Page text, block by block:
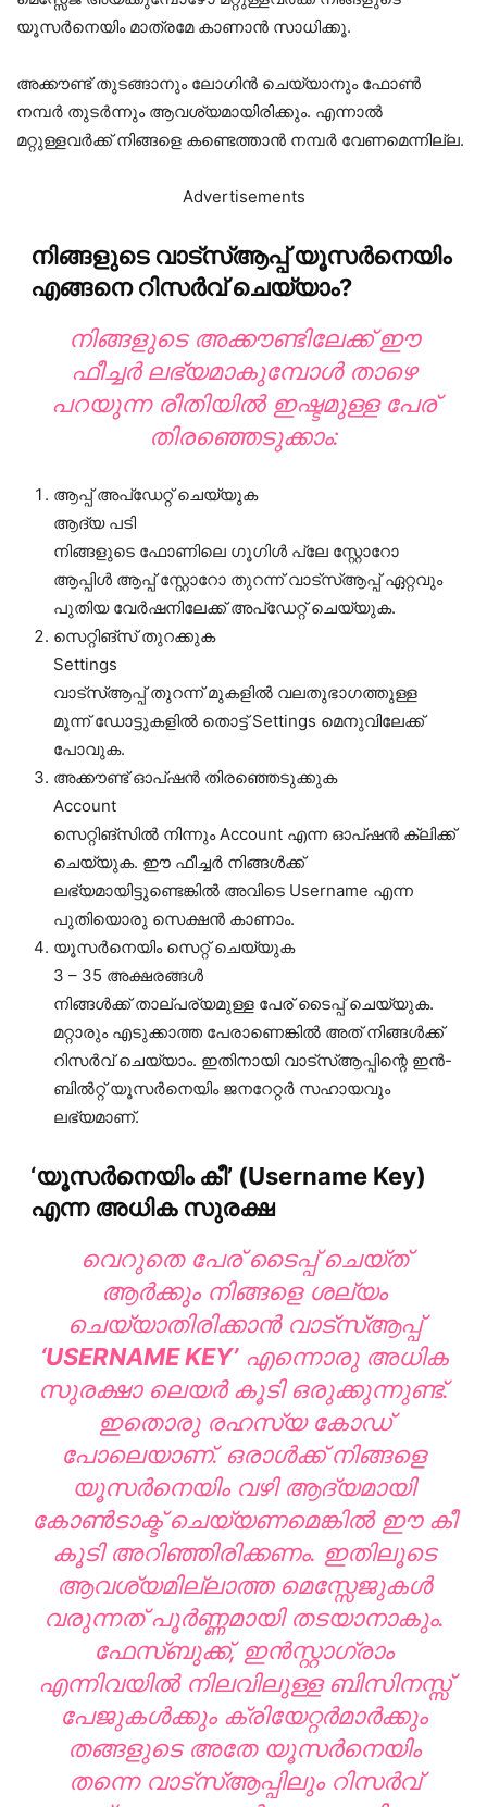
യൂസർനെയിം മാത്രമേ കാണാൻ സാധിക്കൂ.
അക്കൗണ്ട് തുടങ്ങാനും ലോഗിൻ ചെയ്യാനും ഫോൺ
നമ്പർ തുടർന്നും ആവശ്യമായിരിക്കും. എന്നാൽ
മറ്റുള്ളവർക്ക് നിങ്ങളെ കണ്ടെത്താൻ നമ്പർ വേണമെന്നില്ല.
Advertisements
നിങ്ങളുടെ വാട്‌സ്ആപ്പ് യൂസർനെയിം
എങ്ങനെ റിസർവ് ചെയ്യാം?
നിങ്ങളുടെ അക്കൗണ്ടിലേക്ക് ഈ
ഫീച്ചർ ലഭ്യമാകുമ്പോൾ താഴെ
പറയുന്ന രീതിയിൽ ഇഷ്ടമുള്ള പേര്
തിരഞ്ഞെടുക്കാം:
ആപ്പ് അപ്‌ഡേറ്റ് ചെയ്യുക
ആദ്യ പടി
നിങ്ങളുടെ ഫോണിലെ ഗൂഗിൾ പ്ലേ സ്റ്റോറോ
ആപ്പിൾ ആപ്പ് സ്റ്റോറോ തുറന്ന് വാട്‌സ്ആപ്പ് ഏറ്റവും
പുതിയ വേർഷനിലേക്ക് അപ്‌ഡേറ്റ് ചെയ്യുക.
സെറ്റിങ്സ് തുറക്കുക
Settings
വാട്‌സ്ആപ്പ് തുറന്ന് മുകളിൽ വലതുഭാഗത്തുള്ള
മൂന്ന് ഡോട്ടുകളിൽ തൊട്ട് Settings മെനുവിലേക്ക്
പോവുക.
അക്കൗണ്ട് ഓപ്ഷൻ തിരഞ്ഞെടുക്കുക
Account
സെറ്റിങ്സിൽ നിന്നും Account എന്ന ഓപ്ഷൻ ക്ലിക്ക്
ചെയ്യുക. ഈ ഫീച്ചർ നിങ്ങൾക്ക്
ലഭ്യമായിട്ടുണ്ടെങ്കിൽ അവിടെ Username എന്ന
പുതിയൊരു സെക്ഷൻ കാണാം.
യൂസർനെയിം സെറ്റ് ചെയ്യുക
3 – 35 അക്ഷരങ്ങൾ
നിങ്ങൾക്ക് താല്പര്യമുള്ള പേര് ടൈപ്പ് ചെയ്യുക.
മറ്റാരും എടുക്കാത്ത പേരാണെങ്കിൽ അത് നിങ്ങൾക്ക്
റിസർവ് ചെയ്യാം. ഇതിനായി വാട്‌സ്ആപ്പിന്റെ ഇൻ-
ബിൽറ്റ് യൂസർനെയിം ജനറേറ്റർ സഹായവും
ലഭ്യമാണ്.
‘യൂസർനെയിം കീ’ (Username Key)
എന്ന അധിക സുരക്ഷ
വെറുതെ പേര് ടൈപ്പ് ചെയ്ത്
ആർക്കും നിങ്ങളെ ശല്യം
ചെയ്യാതിരിക്കാൻ വാട്‌സ്ആപ്പ്
‘USERNAME KEY’എന്നൊരു അധിക
സുരക്ഷാ ലെയർ കൂടി ഒരുക്കുന്നുണ്ട്.
ഇതൊരു രഹസ്യ കോഡ്
പോലെയാണ്. ഒരാൾക്ക് നിങ്ങളെ
യൂസർനെയിം വഴി ആദ്യമായി
കോൺടാക്ട് ചെയ്യണമെങ്കിൽ ഈ കീ
കൂടി അറിഞ്ഞിരിക്കണം. ഇതിലൂടെ
ആവശ്യമില്ലാത്ത മെസ്സേജുകൾ
വരുന്നത് പൂർണ്ണമായി തടയാനാകും.
ഫേസ്ബുക്ക്, ഇൻസ്റ്റാഗ്രാം
എന്നിവയിൽ നിലവിലുള്ള ബിസിനസ്സ്
പേജുകൾക്കും ക്രിയേറ്റർമാർക്കും
തങ്ങളുടെ അതേ യൂസർനെയിം
തന്നെ വാട്‌സ്ആപ്പിലും റിസർവ്